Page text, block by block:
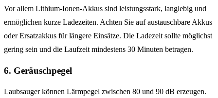
Vor allem Lithium-Ionen-Akkus sind leistungsstark, langlebig und
ermöglichen kurze Ladezeiten. Achten Sie auf austauschbare Akkus
oder Ersatzakkus für längere Einsätze. Die Ladezeit sollte möglichst
gering sein und die Laufzeit mindestens 30 Minuten betragen.
6. Geräuschpegel
Laubsauger können Lärmpegel zwischen 80 und 90 dB erzeugen.